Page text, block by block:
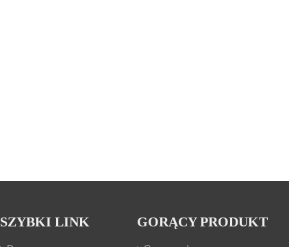
SZYBKI LINK GORĄCY PRODUKT